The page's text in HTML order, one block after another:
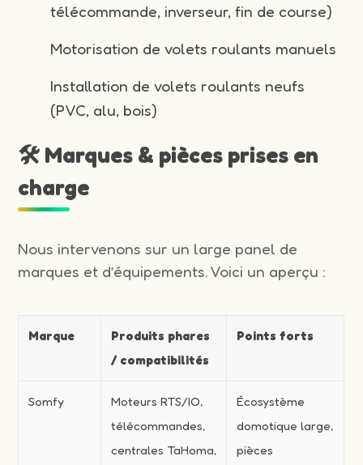
télécommande, inverseur, fin de course)
Motorisation de volets roulants manuels
Installation de volets roulants neufs
(PVC, alu, bois)
🛠️ Marques & pièces prises en
charge
Nous intervenons sur un large panel de
marques et d’équipements. Voici un aperçu :
Marque
Produits phares
/ compatibilités
Points forts
Somfy
Moteurs RTS/IO,
télécommandes,
centrales TaHoma,
Écosystème
domotique large,
pièces